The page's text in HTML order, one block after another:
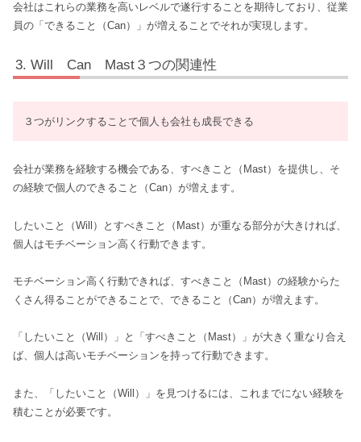
会社はこれらの業務を高いレベルで遂行することを期待しており、従業
員の「できること（Can）」が増えることでそれが実現します。
Will Can Mast３つの関連性
３つがリンクすることで個人も会社も成長できる
会社が業務を経験する機会である、すべきこと（Mast）を提供し、そ
の経験で個人のできること（Can）が増えます。
したいこと（Will）とすべきこと（Mast）が重なる部分が大きければ、
個人はモチベーション高く行動できます。
モチベーション高く行動できれば、すべきこと（Mast）の経験からた
くさん得ることができることで、できること（Can）が増えます。
「したいこと（Will）」と「すべきこと（Mast）」が大きく重なり合え
ば、個人は高いモチベーションを持って行動できます。
また、「したいこと（Will）」を見つけるには、これまでにない経験を
積むことが必要です。